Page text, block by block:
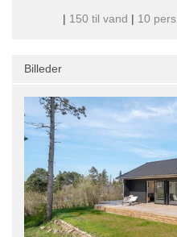
| 150 til vand | 10 pers.
Billeder